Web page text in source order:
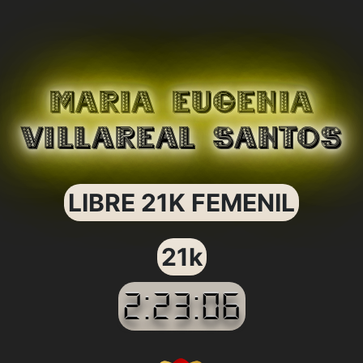
MARIA EUGENIA
VILLAREAL SANTOS
LIBRE 21K FEMENIL
21k
2:23:06